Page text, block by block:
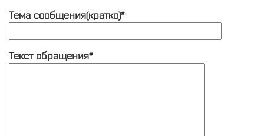
Тема сообщения(кратко)*
Текст обращения*